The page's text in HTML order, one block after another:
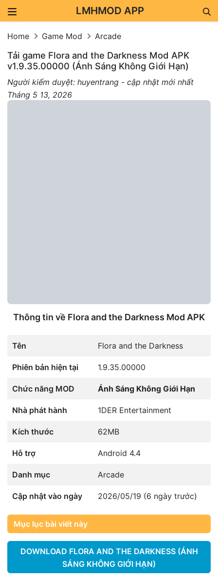
LMHMOD APP
Home Game Mod Arcade
Tải game Flora and the Darkness Mod APK
v1.9.35.00000 (Ánh Sáng Không Giới Hạn)
Người kiểm duyệt: huyentrang - cập nhật mới nhất
Tháng 5 13, 2026
Thông tin về Flora and the Darkness Mod APK
Tên Flora and the Darkness
Phiên bản hiện tại 1.9.35.00000
Chức năng MOD Ánh Sáng Không Giới Hạn
Nhà phát hành 1DER Entertainment
Kích thước 62MB
Hỗ trợ Android 4.4
Danh mục Arcade
Cập nhật vào ngày 2026/05/19 (6 ngày trước)
Mục lục bài viết này
DOWNLOAD FLORA AND THE DARKNESS (ÁNH
SÁNG KHÔNG GIỚI HẠN)